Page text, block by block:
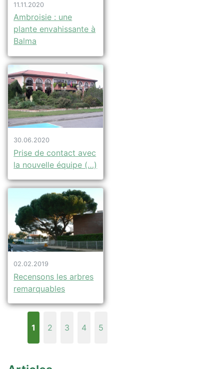
11.11.2020
Ambroisie : une
plante envahissante à
Balma
30.06.2020
Prise de contact avec
la nouvelle équipe (…)
02.02.2019
Recensons les arbres
remarquables
1 2 3 4 5